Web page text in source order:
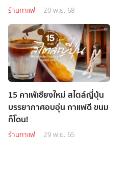
ร้านกาแฟ 20 พ.ย. 68
15 คาเฟ่เชียงใหม่ สไตล์ญี่ปุ่น
บรรยากาศอบอุ่น กาแฟดี ขนม
ก็โดน!
ร้านกาแฟ 29 พ.ย. 65